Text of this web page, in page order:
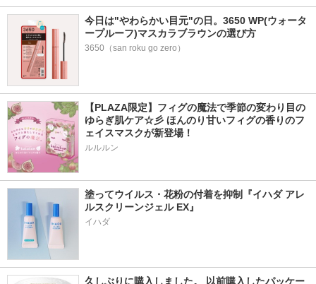
今日は"やわらかい目元"の日。3650 WP(ウォータ
ープルーフ)マスカラブラウンの選び方
3650（san roku go zero）
【PLAZA限定】フィグの魔法で季節の変わり目の
ゆらぎ肌ケア☆彡 ほんのり甘いフィグの香りのフ
ェイスマスクが新登場！
ルルルン
塗ってウイルス・花粉の付着を抑制『イハダ アレ
ルスクリーンジェル EX』
イハダ
久しぶりに購入しました。 以前購入したパッケー